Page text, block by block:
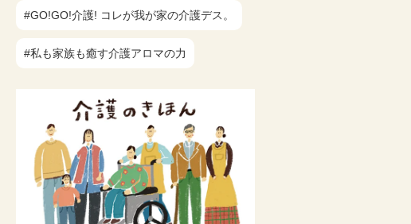
#GO!GO!介護! コレが我が家の介護デス。
#私も家族も癒す介護アロマの力